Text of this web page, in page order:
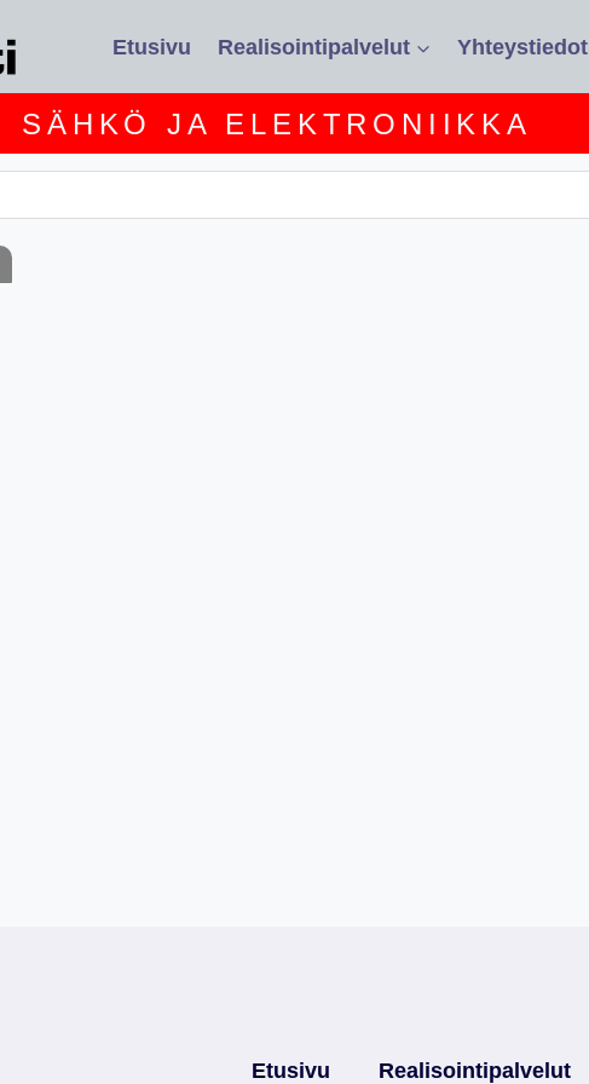
Etusivu Realisointipalvelut Yhteystiedot
SÄHKÖ JA ELEKTRONIIKKA
Etusivu Realisointipalvelut